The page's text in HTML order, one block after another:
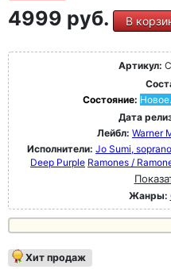
4999 руб. В
Артикул:
Состояние:
Дата
Лейбл: Warner
Исполнители: Jo Sumi,
Deep Purple Ramones /
Жанры:
Хит продаж